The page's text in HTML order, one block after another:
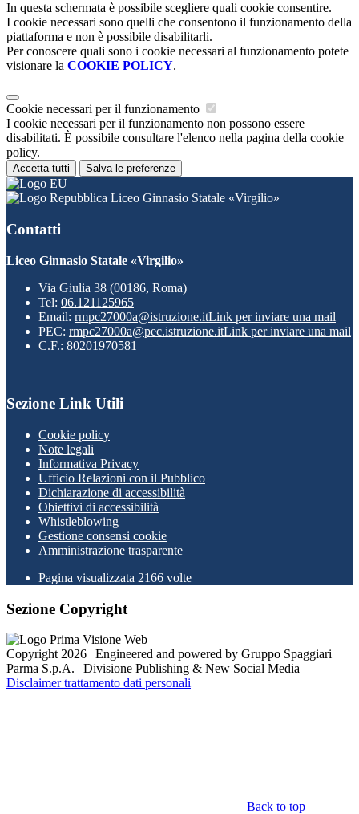
In questa schermata è possibile scegliere quali cookie consentire.
I cookie necessari sono quelli che consentono il funzionamento della
piattaforma e non è possibile disabilitarli.
Per conoscere quali sono i cookie necessari al funzionamento potete
visionare la COOKIE POLICY.
Cookie necessari per il funzionamento
I cookie necessari per il funzionamento non possono essere
disabilitati. È possibile consultare l'elenco nella pagina della cookie
policy.
Accetta tutti Salva le preferenze
Liceo Ginnasio Statale «Virgilio»
Contatti
Liceo Ginnasio Statale «Virgilio»
Via Giulia 38 (00186, Roma)
Tel: 06.121125965
Email: rmpc27000a@istruzione.itLink per inviare una mail
PEC: rmpc27000a@pec.istruzione.itLink per inviare una mail
C.F.: 80201970581
Sezione Link Utili
Cookie policy
Note legali
Informativa Privacy
Ufficio Relazioni con il Pubblico
Dichiarazione di accessibilità
Obiettivi di accessibilità
Whistleblowing
Gestione consensi cookie
Amministrazione trasparente
Pagina visualizzata 2166 volte
Sezione Copyright
Copyright 2026 | Engineered and powered by Gruppo Spaggiari
Parma S.p.A. | Divisione Publishing & New Social Media
Disclaimer trattamento dati personali
Back to top